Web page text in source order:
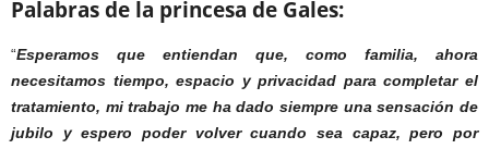
Palabras de la princesa de Gales:
“Esperamos que entiendan que, como familia, ahora
necesitamos tiempo, espacio y privacidad para completar el
tratamiento, mi trabajo me ha dado siempre una sensación de
jubilo y espero poder volver cuando sea capaz, pero por